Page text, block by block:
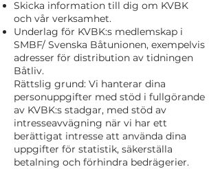
Skicka information till dig om KVBK
och vår verksamhet.
Underlag för KVBK:s medlemskap i
SMBF/ Svenska Båtunionen, exempelvis
adresser för distribution av tidningen
Båtliv.
Rättslig grund: Vi hanterar dina
personuppgifter med stöd i fullgörande
av KVBK:s stadgar, med stöd av
intresseavvägning när vi har ett
berättigat intresse att använda dina
uppgifter för statistik, säkerställa
betalning och förhindra bedrägerier.